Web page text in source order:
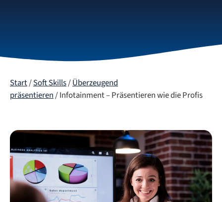
Start/Soft Skills/Überzeugend
präsentieren/ Infotainment – Präsentieren wie die Profis